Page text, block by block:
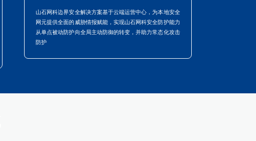
山石网科边界安全解决方案基于云端运营中心，为本地安全
网元提供全面的威胁情报赋能，实现山石网科安全防护能力
从单点被动防护向全局主动防御的转变，并助力常态化攻击
防护